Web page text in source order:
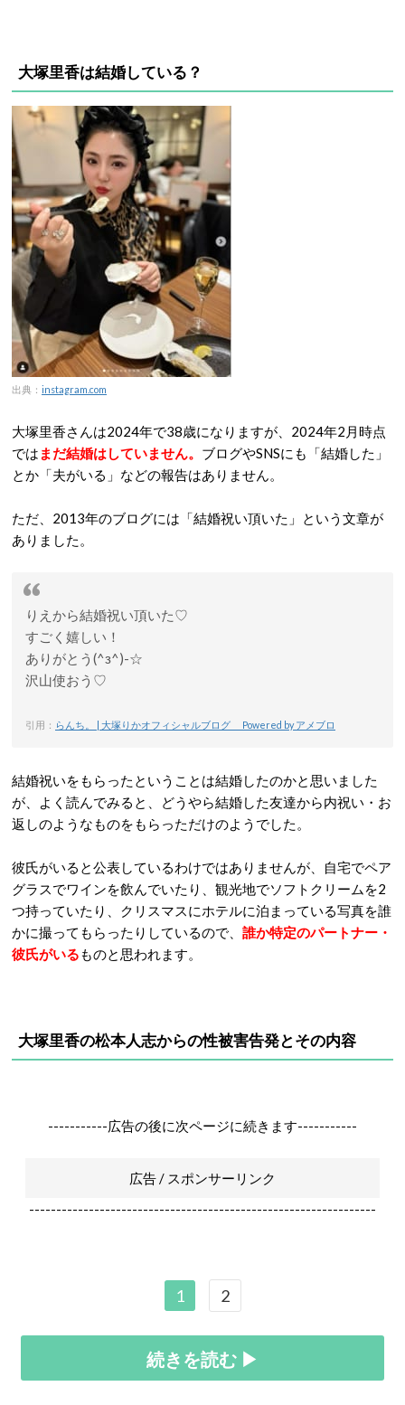
大塚里香は結婚している？
出典： instagram.com
大塚里香さんは2024年で38歳になりますが、2024年2月時点
では まだ結婚はしていません。 ブログやSNSにも「結婚した」
とか「夫がいる」などの報告はありません。
ただ、2013年のブログには「結婚祝い頂いた」という文章が
ありました。
りえから結婚祝い頂いた♡
すごく嬉しい！
ありがとう(^з^)-☆
沢山使おう♡
引用： らんち。 | 大塚りかオフィシャルブログ Powered by アメブロ
結婚祝いをもらったということは結婚したのかと思いました
が、よく読んでみると、どうやら結婚した友達から内祝い・お
返しのようなものをもらっただけのようでした。
彼氏がいると公表しているわけではありませんが、自宅でペア
グラスでワインを飲んでいたり、観光地でソフトクリームを2
つ持っていたり、クリスマスにホテルに泊まっている写真を誰
かに撮ってもらったりしているので、 誰か特定のパートナー・
彼氏がいるものと思われます。
大塚里香の松本人志からの性被害告発とその内容
-----------広告の後に次ページに続きます-----------
広告 / スポンサーリンク
----------------------------------------------------------------
1 2
続きを読む ▶